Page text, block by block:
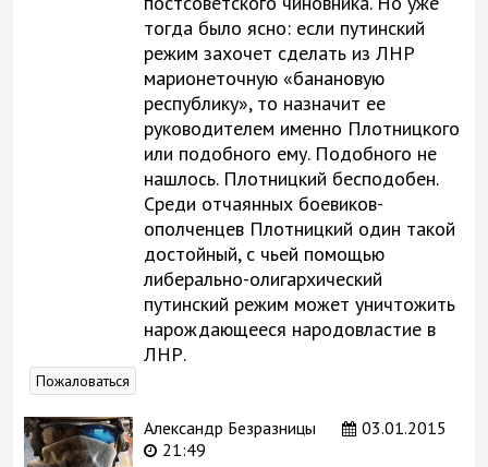
тогда было ясно: если путинский
режим захочет сделать из ЛНР
марионеточную «банановую
республику», то назначит ее
руководителем именно Плотницкого
или подобного ему. Подобного не
нашлось. Плотницкий бесподобен.
Среди отчаянных боевиков-
ополченцев Плотницкий один такой
достойный, с чьей помощью
либерально-олигархический
путинский режим может уничтожить
нарождающееся народовластие в
ЛНР.
Пожаловаться
Александр Безразницы
03.01.2015
21:49